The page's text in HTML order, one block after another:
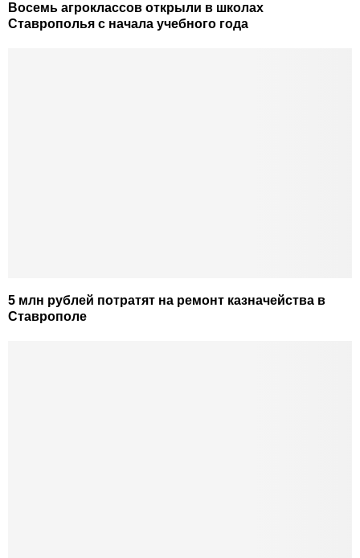
Восемь агроклассов открыли в школах
Ставрополья с начала учебного года
5 млн рублей потратят на ремонт казначейства в
Ставрополе